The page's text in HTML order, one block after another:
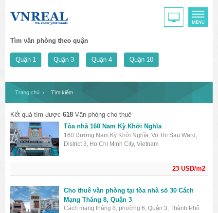
Tìm văn phòng theo quận
Quận 1 Quận 3 Quận 4 Quận 10
Trang chủ Tìm kiếm
Kết quả tìm được618 Văn phòng cho thuê
23 USD/m2
Tòa nhà 160 Nam Kỳ Khởi Nghĩa
160 Đường Nam Kỳ Khởi Nghĩa, Vo Thi Sau Ward,
District 3, Ho Chi Minh City, Vietnam
Cho thuê văn phòng tại tòa nhà số 30 Cách
Mạng Tháng 8, Quận 3
Cách mạng tháng 8, phường 6, Quận 3, Thành Phố